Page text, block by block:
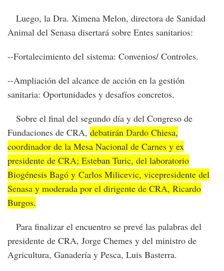
Luego, la Dra. Ximena Melon, directora de Sanidad
Animal del Senasa disertará sobre Entes sanitarios:
--Fortalecimiento del sistema: Convenios/ Controles.
--Ampliación del alcance de acción en la gestión
sanitaria: Oportunidades y desafíos concretos.
Sobre el final del segundo día y del Congreso de
Fundaciones de CRA, debatirán Dardo Chiesa,
coordinador de la Mesa Nacional de Carnes y ex
presidente de CRA; Esteban Turic, del laboratorio
Biogénesis Bagó y Carlos Milicevic, vicepresidente del
Senasa y moderada por el dirigente de CRA, Ricardo
Burgos.
Para finalizar el encuentro se prevé las palabras del
presidente de CRA, Jorge Chemes y del ministro de
Agricultura, Ganadería y Pesca, Luis Basterra.